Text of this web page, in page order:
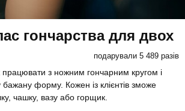
гончарства для двох
подарували 5 489 разів
з ножним гончарним кругом і
бажану форму. Кожен із клієнтів зможе
чашку, вазу або горщик.